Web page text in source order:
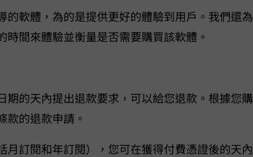
的軟體，為的是提供更好的體驗到用戶。我們還
時間來體驗並衡量是否需要購買該軟體。
購買日期的 7 天內提出退款要求，VideoHunter 可以給
款的退款申請。
閱和年訂閱），您可在獲得付費憑證後的 7 天內獲